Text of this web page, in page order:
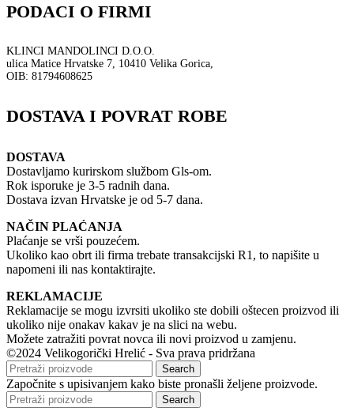
PODACI O FIRMI
KLINCI MANDOLINCI D.O.O.
ulica Matice Hrvatske 7, 10410 Velika Gorica,
OIB: 81794608625
DOSTAVA I POVRAT ROBE
DOSTAVA
Dostavljamo kurirskom službom Gls-om.
Rok isporuke je 3-5 radnih dana.
Dostava izvan Hrvatske je od 5-7 dana.
NAČIN PLAĆANJA
Plaćanje se vrši pouzećem.
Ukoliko kao obrt ili firma trebate transakcijski R1, to napišite u
napomeni ili nas kontaktirajte.
REKLAMACIJE
Reklamacije se mogu izvrsiti ukoliko ste dobili oštecen proizvod ili
ukoliko nije onakav kakav je na slici na webu.
Možete zatražiti povrat novca ili novi proizvod u zamjenu.
©2024 Velikogorički Hrelić - Sva prava pridržana
Search
Započnite s upisivanjem kako biste pronašli željene proizvode.
Search